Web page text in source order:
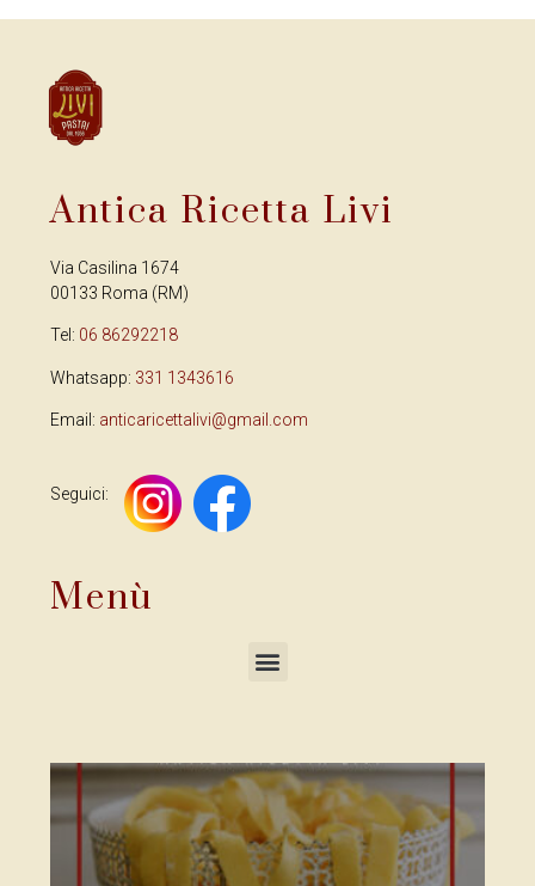
Antica Ricetta Livi
Via Casilina 1674
00133 Roma (RM)
Tel: 06 86292218
Whatsapp: 331 1343616
Email: anticaricettalivi@gmail.com
Seguici:
Menù